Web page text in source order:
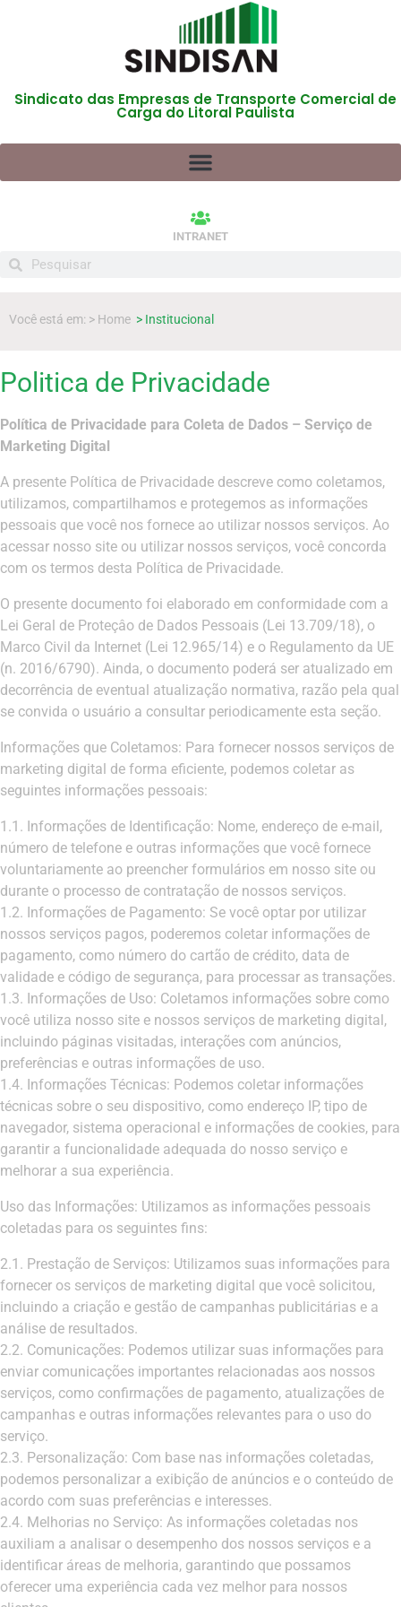
Sindicato das Empresas de Transporte Comercial de
Carga do Litoral Paulista
INTRANET
Você está em: > Home > Institucional
Politica de Privacidade
Política de Privacidade para Coleta de Dados – Serviço de
Marketing Digital
A presente Política de Privacidade descreve como coletamos,
utilizamos, compartilhamos e protegemos as informações
pessoais que você nos fornece ao utilizar nossos serviços. Ao
acessar nosso site ou utilizar nossos serviços, você concorda
com os termos desta Política de Privacidade.
O presente documento foi elaborado em conformidade com a
Lei Geral de Proteçâo de Dados Pessoais (Lei 13.709/18), o
Marco Civil da Internet (Lei 12.965/14) e o Regulamento da UE
(n. 2016/6790). Ainda, o documento poderá ser atualizado em
decorrência de eventual atualização normativa, razão pela qual
se convida o usuário a consultar periodicamente esta seção.
Informações que Coletamos: Para fornecer nossos serviços de
marketing digital de forma eficiente, podemos coletar as
seguintes informações pessoais:
1.1. Informações de Identificação: Nome, endereço de e-mail,
número de telefone e outras informações que você fornece
voluntariamente ao preencher formulários em nosso site ou
durante o processo de contratação de nossos serviços.
1.2. Informações de Pagamento: Se você optar por utilizar
nossos serviços pagos, poderemos coletar informações de
pagamento, como número do cartão de crédito, data de
validade e código de segurança, para processar as transações.
1.3. Informações de Uso: Coletamos informações sobre como
você utiliza nosso site e nossos serviços de marketing digital,
incluindo páginas visitadas, interações com anúncios,
preferências e outras informações de uso.
1.4. Informações Técnicas: Podemos coletar informações
técnicas sobre o seu dispositivo, como endereço IP, tipo de
navegador, sistema operacional e informações de cookies, para
garantir a funcionalidade adequada do nosso serviço e
melhorar a sua experiência.
Uso das Informações: Utilizamos as informações pessoais
coletadas para os seguintes fins:
2.1. Prestação de Serviços: Utilizamos suas informações para
fornecer os serviços de marketing digital que você solicitou,
incluindo a criação e gestão de campanhas publicitárias e a
análise de resultados.
2.2. Comunicações: Podemos utilizar suas informações para
enviar comunicações importantes relacionadas aos nossos
serviços, como confirmações de pagamento, atualizações de
campanhas e outras informações relevantes para o uso do
serviço.
2.3. Personalização: Com base nas informações coletadas,
podemos personalizar a exibição de anúncios e o conteúdo de
acordo com suas preferências e interesses.
2.4. Melhorias no Serviço: As informações coletadas nos
auxiliam a analisar o desempenho dos nossos serviços e a
identificar áreas de melhoria, garantindo que possamos
oferecer uma experiência cada vez melhor para nossos